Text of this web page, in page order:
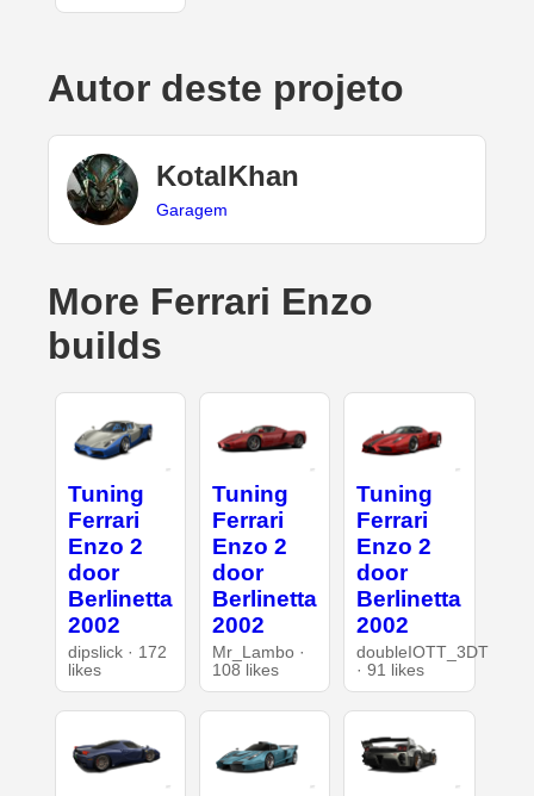
Autor deste projeto
KotalKhan
Garagem
More Ferrari Enzo
builds
Tuning
Ferrari
Enzo 2
door
Berlinetta
2002
dipslick · 172
likes
Tuning
Ferrari
Enzo 2
door
Berlinetta
2002
Mr_Lambo ·
108 likes
Tuning
Ferrari
Enzo 2
door
Berlinetta
2002
doubleIOTT_3DT
· 91 likes